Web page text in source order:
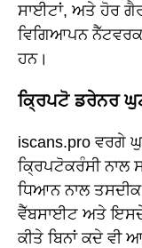
ਸਾਈਟਾਂ, ਅਤੇ ਹੋਰ
ਵਿਗਿਆਪਨ
ਹਨ।
ਕ੍ਰਿਪਟੋ ਡਰੇਨਰ
iscans.pro ਵਰਗੇ
ਕ੍ਰਿਪਟੋਕਰੰਸੀ ਨਾਲ
ਧਿਆਨ ਨਾਲ
ਵੈੱਬਸਾਈਟ ਅਤੇ ਇਸਦੇ
ਕੀਤੇ ਬਿਨਾਂ ਕਦੇ ਵੀ